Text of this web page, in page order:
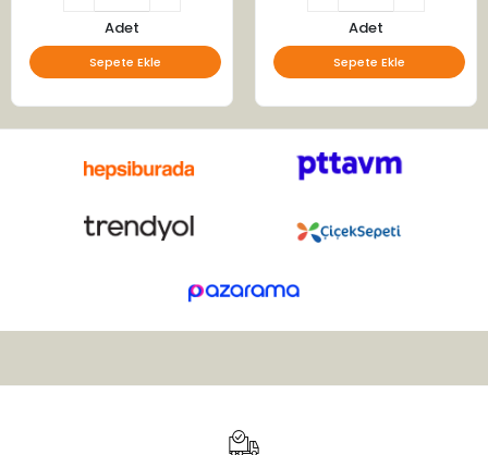
Adet
Sepete Ekle
Adet
Sepete Ekle